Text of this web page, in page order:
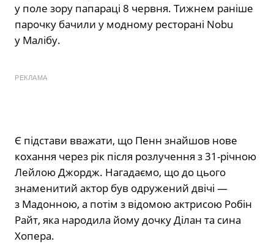
у поле зору папараці 8 червня. Тижнем раніше
парочку бачили у модному ресторані Nobu
у Малібу.
РЕКЛАМА
Є підстави вважати, що Пенн знайшов нове
кохання через рік після розлучення з 31-річною
Лейлою Джордж. Нагадаємо, що до цього
знаменитий актор був одружений двічі —
з Мадонною, а потім з відомою актрисою Робін
Райт, яка народила йому дочку Ділан та сина
Хопера.